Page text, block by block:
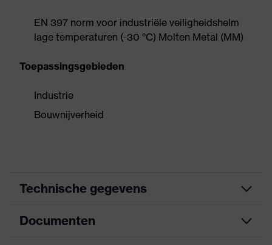
EN 397 norm voor industriële veiligheidshelm
lage temperaturen (-30 °C) Molten Metal (MM)
Toepassingsgebieden
Industrie
Bouwnijverheid
Technische gegevens
Zoek kleur (filter)
Documenten